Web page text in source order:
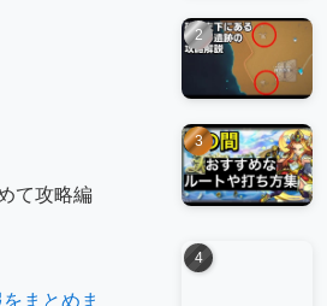
て攻略編
まとめま